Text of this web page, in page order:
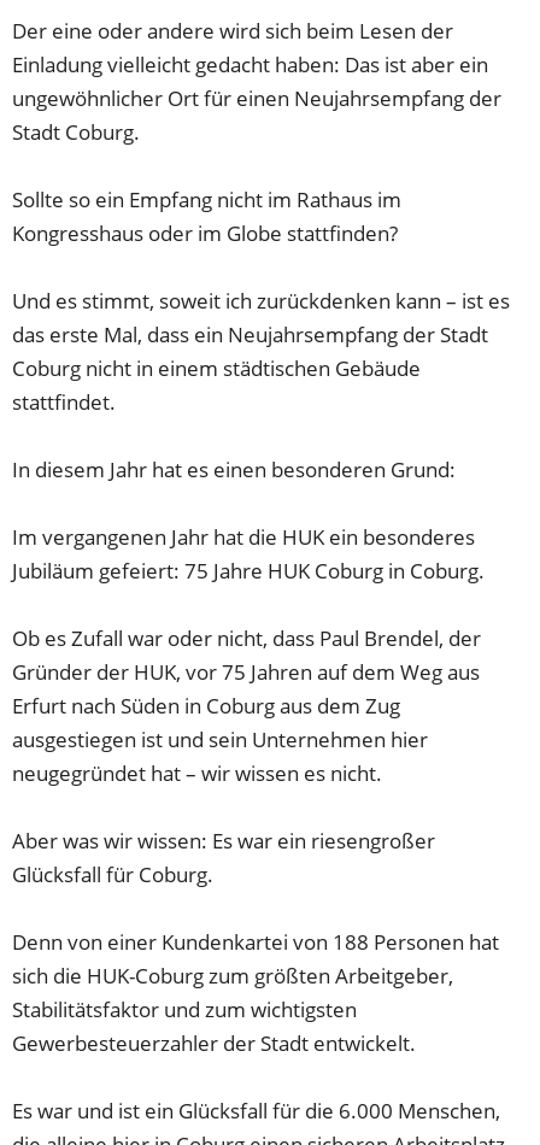
Der eine oder andere wird sich beim Lesen der
Einladung vielleicht gedacht haben: Das ist aber ein
ungewöhnlicher Ort für einen Neujahrsempfang der
Stadt Coburg.
Sollte so ein Empfang nicht im Rathaus im
Kongresshaus oder im Globe stattfinden?
Und es stimmt, soweit ich zurückdenken kann – ist es
das erste Mal, dass ein Neujahrsempfang der Stadt
Coburg nicht in einem städtischen Gebäude
stattfindet.
In diesem Jahr hat es einen besonderen Grund:
Im vergangenen Jahr hat die HUK ein besonderes
Jubiläum gefeiert: 75 Jahre HUK Coburg in Coburg.
Ob es Zufall war oder nicht, dass Paul Brendel, der
Gründer der HUK, vor 75 Jahren auf dem Weg aus
Erfurt nach Süden in Coburg aus dem Zug
ausgestiegen ist und sein Unternehmen hier
neugegründet hat – wir wissen es nicht.
Aber was wir wissen: Es war ein riesengroßer
Glücksfall für Coburg.
Denn von einer Kundenkartei von 188 Personen hat
sich die HUK-Coburg zum größten Arbeitgeber,
Stabilitätsfaktor und zum wichtigsten
Gewerbesteuerzahler der Stadt entwickelt.
Es war und ist ein Glücksfall für die 6.000 Menschen,